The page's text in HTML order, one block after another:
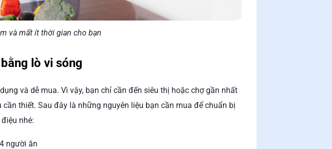
và mất ít thời gian cho bạn
lò vi sóng
và dễ mua. Vì vậy, bạn chỉ cần đến siêu thị hoặc chợ gần nhất
thiết. Sau đây là những nguyên liệu bạn cần mua để chuẩn bị
nhé:
người ăn